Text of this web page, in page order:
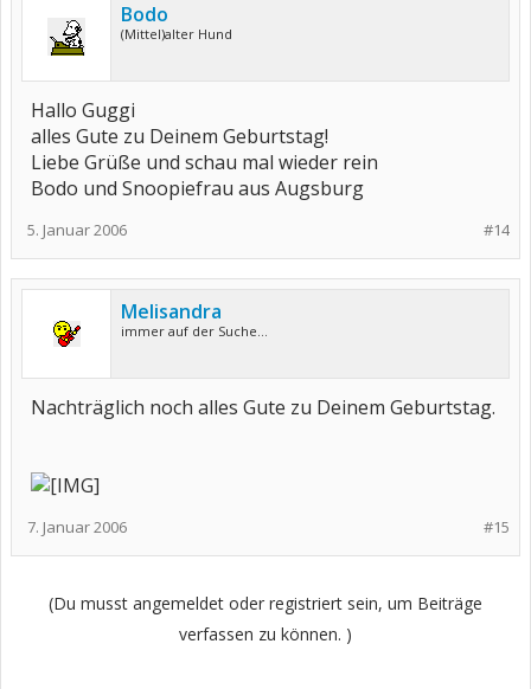
Bodo
(Mittel)alter Hund
Hallo Guggi
alles Gute zu Deinem Geburtstag!
Liebe Grüße und schau mal wieder rein
Bodo und Snoopiefrau aus Augsburg
#14
5. Januar 2006
Melisandra
immer auf der Suche...
Nachträglich noch alles Gute zu Deinem Geburtstag.
#15
7. Januar 2006
(Du musst angemeldet oder registriert sein, um Beiträge
verfassen zu können. )